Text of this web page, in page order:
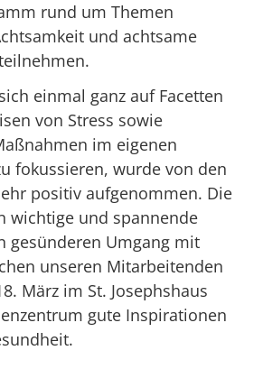
rund um Themen
und achtsame
einmal ganz auf Facetten
von Stress sowie
im eigenen
fokussieren, wurde von den
positiv aufgenommen. Die
wichtige und spannende
gesünderen Umgang mit
unseren Mitarbeitenden
März im St. Josephshaus
gute Inspirationen